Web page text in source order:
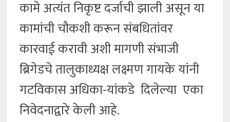
कामे अत्यंत निकृष्ट दर्जाची झाली असून या
कामांची चौकशी करून संबधितांवर
कारवाई करावी अशी मागणी संभाजी
ब्रिगेडचे तालुकाध्यक्ष लक्ष्मण गायके यांनी
गटविकास अधिका-यांकडे दिलेल्या एका
निवेदनाद्वारे केली आहे.